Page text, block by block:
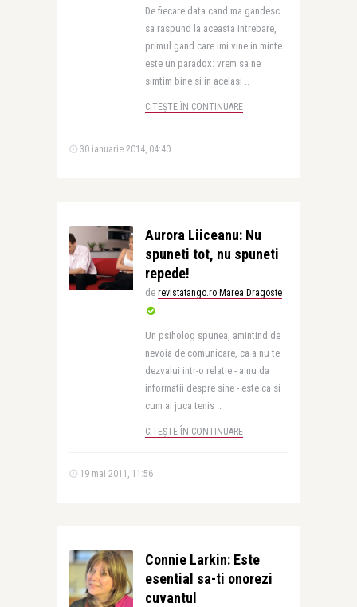
De fiecare data cand ma gandesc
sa raspund la aceasta intrebare,
primul gand care imi vine in minte
este un paradox: vrem sa ne
simtim bine si in acelasi ..
CITEȘTE ÎN CONTINUARE
30 ianuarie 2014, 04:40
Aurora Liiceanu: Nu
spuneti tot, nu spuneti
repede!
de revistatango.ro Marea Dragoste
Un psiholog spunea, amintind de
nevoia de comunicare, ca a nu te
dezvalui intr-o relatie - a nu da
informatii despre sine - este ca si
cum ai juca tenis ..
CITEȘTE ÎN CONTINUARE
19 mai 2011, 11:56
Connie Larkin: Este
esential sa-ti onorezi
cuvantul